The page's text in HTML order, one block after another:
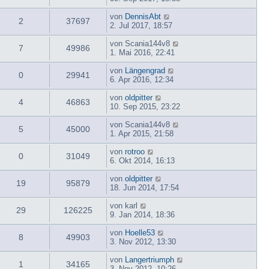
2 37697 von DennisAbt
2. Jul 2017, 18:57
7 49986 von Scania144v8
1. Mai 2016, 22:41
0 29941 von
Längengrad
6. Apr 2016, 12:34
4 46863 von oldpitter
10. Sep 2015, 23:22
5 45000 von Scania144v8
1. Apr 2015, 21:58
0 31049 von rotroo
6. Okt 2014, 16:13
19 95879 von oldpitter
18. Jun 2014, 17:54
29 126225 von karl
9. Jan 2014, 18:36
8 49903 von Hoelle53
3. Nov 2012, 13:30
1 34165 von Langertriumph